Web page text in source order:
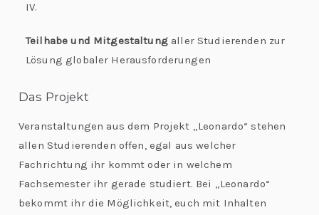
d
o
g
G
b
al
C
h
al
IV.
Teilhabe und Mitgestaltungaller Studierenden zur
Lösung globaler Herausforderungen
Das Projekt
Veranstaltungen aus dem Projekt „Leonardo“ stehen
allen Studierenden offen, egal aus welcher
Fachrichtung ihr kommt oder in welchem
Fachsemester ihr gerade studiert. Bei „Leonardo“
bekommt ihr die Möglichkeit, euch mit Inhalten